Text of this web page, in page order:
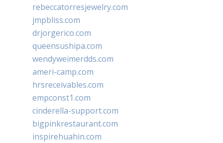
rebeccatorresjewelry.com
jmpbliss.com
drjorgerico.com
queensushipa.com
wendyweimerdds.com
ameri-camp.com
hrsreceivables.com
empconst1.com
cinderella-support.com
bigpinkrestaurant.com
inspirehuahin.com